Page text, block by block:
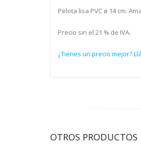
Pelota lisa PVC ø 14 cm.
Precio sin el 21 % de IVA.
¿Tienes un precio mejor?
OTROS PRODUCTOS